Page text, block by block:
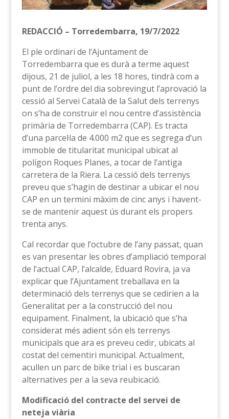
REDACCIÓ – Torredembarra, 19/7/2022
El ple ordinari de l’Ajuntament de
Torredembarra que es durà a terme aquest
dijous, 21 de juliol, a les 18 hores, tindrà com a
punt de l’ordre del dia sobrevingut l’aprovació la
cessió al Servei Català de la Salut dels terrenys
on s’ha de construir el nou centre d’assistència
primària de Torredembarra (CAP). Es tracta
d’una parcel·la de 4.000 m2 que es segrega d’un
immoble de titularitat municipal ubicat al
polígon Roques Planes, a tocar de l’antiga
carretera de la Riera. La cessió dels terrenys
preveu que s’hagin de destinar a ubicar el nou
CAP en un termini màxim de cinc anys i havent-
se de mantenir aquest ús durant els propers
trenta anys.
Cal recordar que l’octubre de l’any passat, quan
es van presentar les obres d’ampliació temporal
de l’actual CAP, l’alcalde, Eduard Rovira, ja va
explicar que l’Ajuntament treballava en la
determinació dels terrenys que se cedirien a la
Generalitat per a la construcció del nou
equipament. Finalment, la ubicació que s’ha
considerat més adient són els terrenys
municipals que ara es preveu cedir, ubicats al
costat del cementiri municipal. Actualment,
acullen un parc de bike trial i es buscaran
alternatives per a la seva reubicació.
Modificació del contracte del servei de
neteja viària